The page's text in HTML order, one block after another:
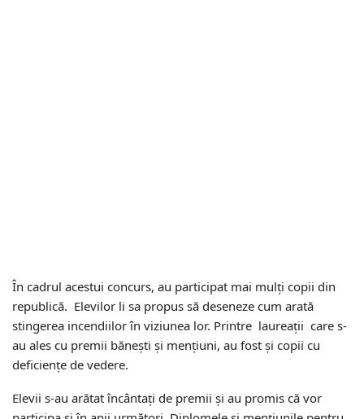
În cadrul acestui concurs, au participat mai mulți copii din
republică. Elevilor li sa propus să deseneze cum arată
stingerea incendiilor în viziunea lor. Printre laureații care s-
au ales cu premii bănești și mențiuni, au fost și copii cu
deficiențe de vedere.
Elevii s-au arătat încântați de premii și au promis că vor